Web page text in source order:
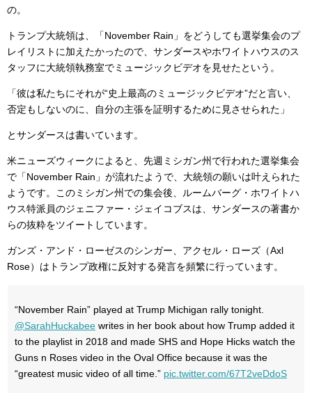
の。
トランプ大統領は、「November Rain」をどうしても選挙集会のプ
レイリストに加えたかったので、サンダースやホワイトハウスのス
タッフに大統領執務室でミュージックビデオを見せたという。
「彼は私たちにそれが“史上最高のミュージックビデオ”だと言い、
否定もしないのに、自分の主張を証明するために見させられた」
とサンダースは書いています。
米ニューズウィークによると、先週ミシガン州で行われた選挙集会
で「November Rain」が流れたようで、大統領の願いは叶えられた
ようです。このミシガン州での集会後、ルームバーグ・ホワイトハ
ウス特派員のジェニファー・ジェイコブスは、サンダースの著書か
らの抜粋をツイートしています。
ガンズ・アンド・ローゼスのシンガー、アクセル・ローズ（Axl
Rose）はトランプ政権に反対する発言を頻繁に行っています。
“November Rain” played at Trump Michigan rally tonight.
@SarahHuckabee writes in her book about how Trump added it
to the playlist in 2018 and made SHS and Hope Hicks watch the
Guns n Roses video in the Oval Office because it was the
“greatest music video of all time.” pic.twitter.com/67T2veDdoS